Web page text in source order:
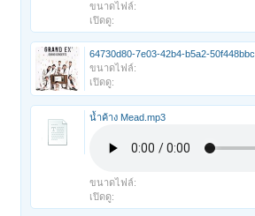
ขนาดไฟล์:
เปิดดู:
64730d80-7e03-42b4-b5a2-
ขนาดไฟล์:
เปิดดู:
น้ำค้าง Mead.mp3
ขนาดไฟล์:
เปิดดู: